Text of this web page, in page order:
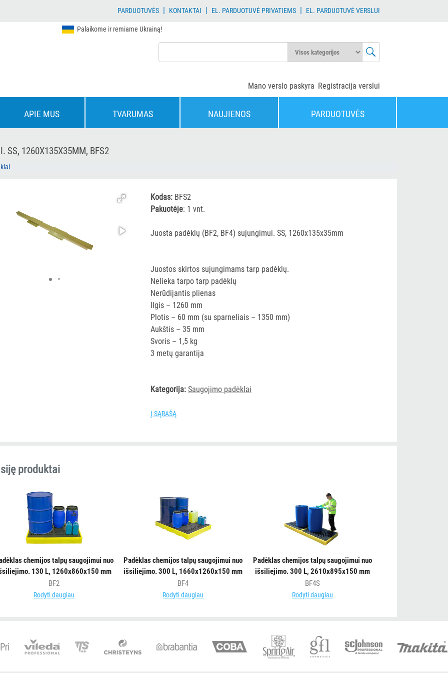
PARDUOTUVĖS| KONTAKTAI | EL. PARDUOTUVĖ PRIVATIEMS| EL. PARDUOTUVĖ VERSLUI
Palaikome ir remiame Ukrainą!
Registracija verslui
Mano verslo paskyra
APIE MUS TVARUMAS NAUJIENOS PARDUOTUVĖS
SS, 1260X135X35MM, BFS2
Kodas: BFS2
Pakuotėje: 1 vnt.
Juosta padėklų (BF2, BF4) sujungimui. SS, 1260x135x35mm
Juostos skirtos sujungimams tarp padėklų.
Nelieka tarpo tarp padėklų
Nerūdijantis plienas
Ilgis – 1260 mm
Plotis – 60 mm (su sparneliais – 1350 mm)
Aukštis – 35 mm
Svoris – 1,5 kg
3 metų garantija
Kategorija: Saugojimo padėklai
Į SĄRAŠĄ
produktai
chemijos talpų saugojimui nuo
130 L, 1260x860x150 mm
BF2
Rodyti daugiau
Padėklas chemijos talpų saugojimui nuo
išsiliejimo. 300 L, 1660x1260x150 mm
BF4
Rodyti daugiau
Padėklas chemijos talpų saugojimui nuo
išsiliejimo. 300 L, 2610x895x150 mm
BF4S
Rodyti daugiau